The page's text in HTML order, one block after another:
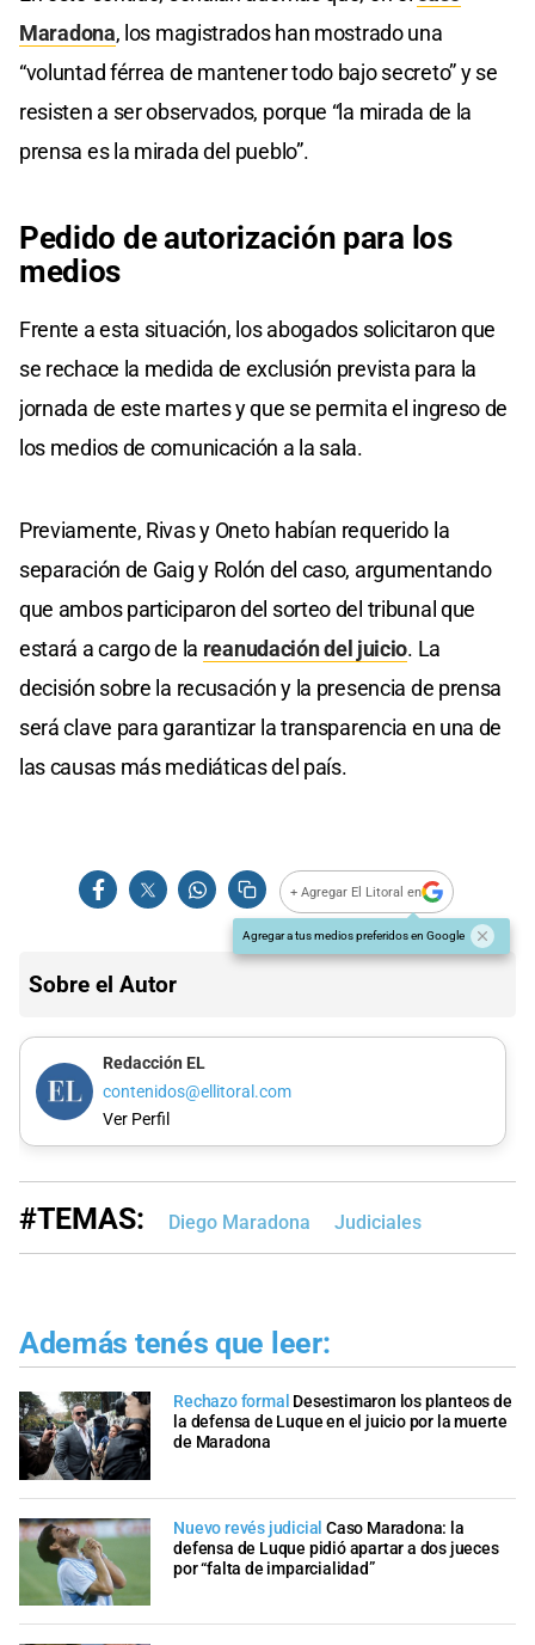
Maradona, los magistrados han mostrado una
“voluntad férrea de mantener todo bajo secreto” y se
resisten a ser observados, porque “la mirada de la
prensa es la mirada del pueblo”.
Pedido de autorización para los
medios
Frente a esta situación, los abogados solicitaron que
se rechace la medida de exclusión prevista para la
jornada de este martes y que se permita el ingreso de
los medios de comunicación a la sala.
Previamente, Rivas y Oneto habían requerido la
separación de Gaig y Rolón del caso, argumentando
que ambos participaron del sorteo del tribunal que
estará a cargo de la reanudación del juicio. La
decisión sobre la recusación y la presencia de prensa
será clave para garantizar la transparencia en una de
las causas más mediáticas del país.
+ Agregar El Litoral en
Agregar a tus medios preferidos en Google
Sobre el Autor
Redacción EL
contenidos@ellitoral.com
Ver Perfil
#TEMAS: Diego Maradona Judiciales
Además tenés que leer:
Rechazo formal Desestimaron los planteos de
la defensa de Luque en el juicio por la muerte
de Maradona
Nuevo revés judicial Caso Maradona: la
defensa de Luque pidió apartar a dos jueces
por “falta de imparcialidad”